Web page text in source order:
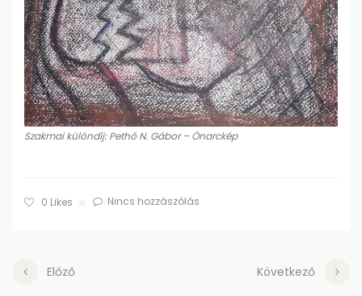
Szakmai különdíj: Pethő N. Gábor – Önarckép
0 Likes Nincs hozzászólás
Előző Következő